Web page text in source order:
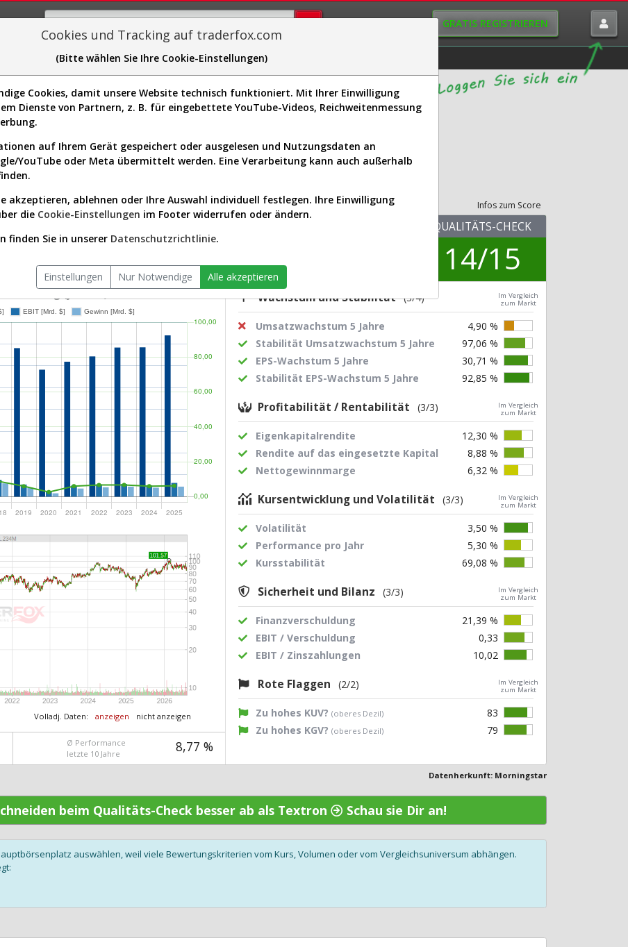
GRATIS REGISTRIEREN
Sector-Spider Easy-Scan Visualizations
& Analyse (852659 | TXT)
Check
Infos zum Score
USA 2000 (v)
0,09 %
QUALITÄTS-CHECK
14/15
Wachstum und Stabilität (3/4)
Im Vergleich
zum Markt
Umsatzwachstum 5 Jahre
4,90 %
Stabilität Umsatzwachstum 5 Jahre
97,06 %
EPS-Wachstum 5 Jahre
30,71 %
Stabilität EPS-Wachstum 5 Jahre
92,85 %
Profitabilität / Rentabilität (3/3)
Im Vergleich
zum Markt
Eigenkapitalrendite
12,30 %
Rendite auf das eingesetzte Kapital
8,88 %
Nettogewinnmarge
6,32 %
Kursentwicklung und Volatilität (3/3)
Im Vergleich
zum Markt
Volatilität
3,50 %
Performance pro Jahr
5,30 %
Kursstabilität
69,08 %
Sicherheit und Bilanz (3/3)
Im Vergleich
zum Markt
Finanzverschuldung
21,39 %
EBIT / Verschuldung
0,33
EBIT / Zinszahlungen
10,02
Rote Flaggen (2/2)
Im Vergleich
zum Markt
Zu hohes KUV?(oberes Dezil)
83
Zu hohes KGV?(oberes Dezil) 79
Volladj. Daten: anzeigen nicht anzeigen
Ø Performance
letzte 10 Jahre
8,77 %
Datenherkunft: Morningstar
beim Qualitäts-Check besser ab als Textron Schau sie Dir an!
auswählen, weil viele Bewertungskriterien vom Kurs, Volumen oder vom Vergleichsuniversum abhängen.
Cookies und Tracking auf traderfox.com
(Bitte wählen Sie Ihre Cookie-Einstellungen)
Cookies, damit unsere Website technisch funktioniert. Mit Ihrer Einwilligung
Dienste von Partnern, z. B. für eingebettete YouTube-Videos, Reichweitenmessung
auf Ihrem Gerät gespeichert oder ausgelesen und Nutzungsdaten an
YouTube oder Meta übermittelt werden. Eine Verarbeitung kann auch außerhalb
akzeptieren, ablehnen oder Ihre Auswahl individuell festlegen. Ihre Einwilligung
die Cookie-Einstellungen im Footer widerrufen oder ändern.
finden Sie in unserer Datenschutzrichtlinie.
Einstellungen Nur Notwendige Alle akzeptieren